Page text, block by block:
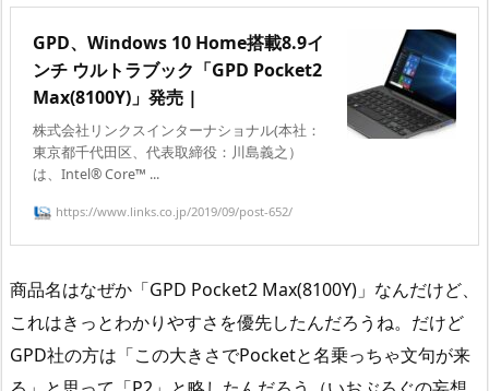
GPD、Windows 10 Home搭載8.9イ
ンチ ウルトラブック「GPD Pocket2
Max(8100Y)」発売 |
株式会社リンクスインターナショナル(本社：
東京都千代田区、代表取締役：川島義之）
は、Intel® Core™ ...
https://www.links.co.jp/2019/09/post-652/
商品名はなぜか「GPD Pocket2 Max(8100Y)」なんだけど、
これはきっとわかりやすさを優先したんだろうね。だけど
GPD社の方は「この大きさでPocketと名乗っちゃ文句が来